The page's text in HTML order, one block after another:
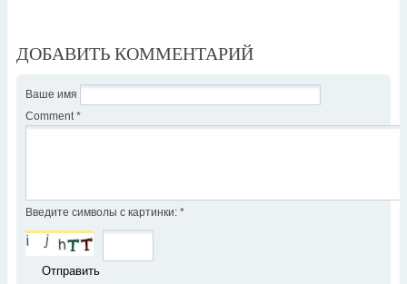
ДОБАВИТЬ КОММЕНТАРИЙ
Ваше имя
Comment *
Введите символы с картинки: *